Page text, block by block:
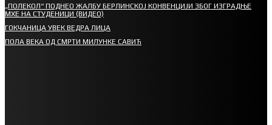
„ПОЛЕКОЛ“ ПОДНЕО ЖАЛБУ БЕРЛИНСКОЈ КОНВЕНЦИЈИ ЗБОГ ИЗГРАДЊЕ
МХЕ НА СТУДЕНИЦИ (ВИДЕО)
ГОКЧАНИЦА УВЕК ВЕДРА ЛИЦА
ПОЛА ВЕКА ОД СМРТИ МИЛУНКЕ САВИЋ